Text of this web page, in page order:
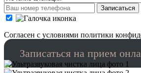
Записаться
Cогласен с условиями политики
Записаться на прием